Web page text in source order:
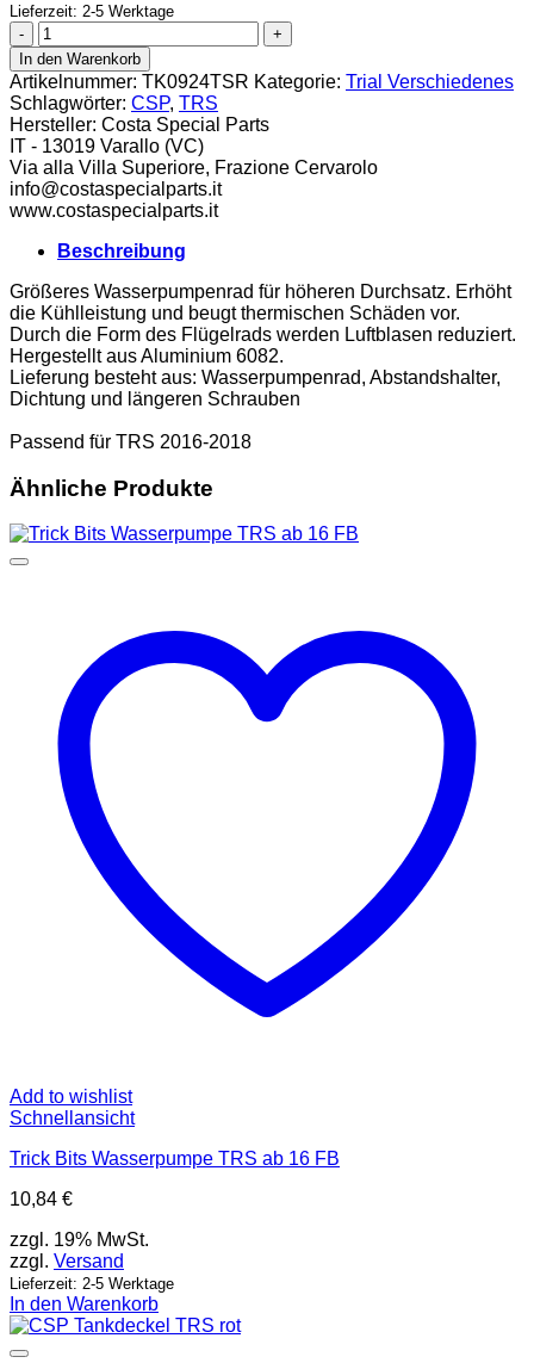
Lieferzeit: 2-5 Werktage
CSP
Wasserpumpe
TRS
16-
18
Menge
In den Warenkorb
Artikelnummer: TK0924TSR Kategorie: Trial Verschiedenes
Schlagwörter: CSP, TRS
Hersteller: Costa Special Parts
IT - 13019 Varallo (VC)
Via alla Villa Superiore, Frazione Cervarolo
info@costaspecialparts.it
www.costaspecialparts.it
Beschreibung
Größeres Wasserpumpenrad für höheren Durchsatz. Erhöht
die Kühlleistung und beugt thermischen Schäden vor.
Durch die Form des Flügelrads werden Luftblasen reduziert.
Hergestellt aus Aluminium 6082.
Lieferung besteht aus: Wasserpumpenrad, Abstandshalter,
Dichtung und längeren Schrauben
Passend für TRS 2016-2018
Ähnliche Produkte
Add to wishlist
Schnellansicht
Trick Bits Wasserpumpe TRS ab 16 FB
10,84 €
zzgl. 19% MwSt.
zzgl. Versand
Lieferzeit: 2-5 Werktage
In den Warenkorb